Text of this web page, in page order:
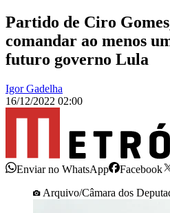
Partido de Ciro
comandar ao menos
futuro governo Lula
Igor Gadelha
16/12/2022 02:00
Enviar no WhatsApp Facebook
Arquivo/Câmara dos